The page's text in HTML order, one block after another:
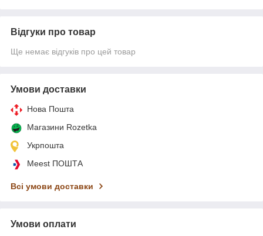
Відгуки про товар
Ще немає відгуків про цей товар
Умови доставки
Нова Пошта
Магазини Rozetka
Укрпошта
Meest ПОШТА
Всі умови доставки
Умови оплати